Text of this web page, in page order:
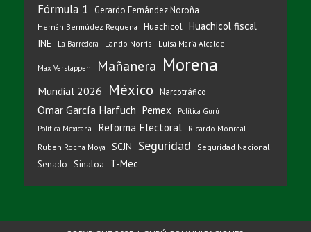
Fórmula 1 Gerardo Fernández Noroña
Hernán Bermúdez Requena Huachicol Huachicol fiscal
INE La Barredora Lando Norris Luisa María Alcalde
Max Verstappen Mañanera Morena
Mundial 2026 México Narcotráfico
Omar García Harfuch Pemex
Política Gurú
Política Mexicana
Reforma Electoral
Ricardo Monreal
Ruben Rocha Moya
SCJN Seguridad Seguridad Nacional
Senado Sinaloa T-Mec